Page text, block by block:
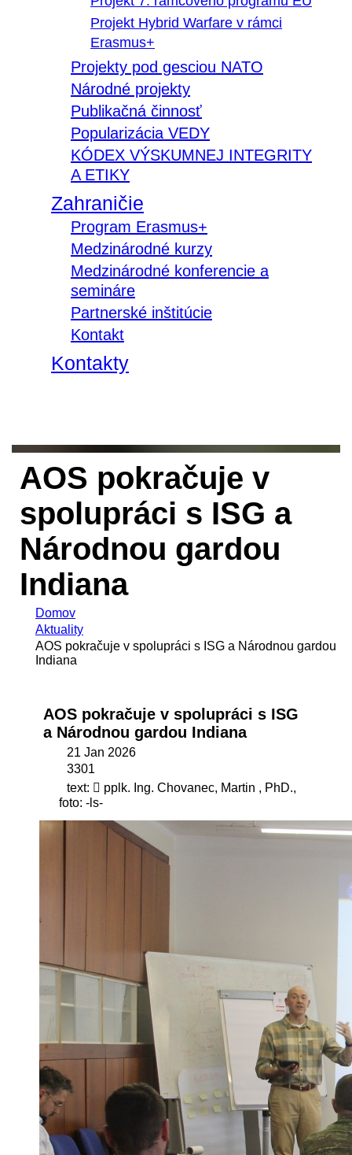
Projekt Hybrid Warfare v rámci
Erasmus+
Projekty pod gesciou NATO
Národné projekty
Publikačná činnosť
Popularizácia VEDY
KÓDEX VÝSKUMNEJ INTEGRITY
A ETIKY
Zahraničie
Program Erasmus+
Medzinárodné kurzy
Medzinárodné konferencie a
semináre
Partnerské inštitúcie
Kontakt
Kontakty
AOS pokračuje v
spolupráci s ISG a
Národnou gardou
Indiana
Domov
Aktuality
AOS pokračuje v spolupráci s ISG a Národnou gardou
Indiana
AOS pokračuje v spolupráci s ISG
a Národnou gardou Indiana
21 Jan 2026
3301
text:  pplk. Ing. Chovanec, Martin , PhD.,
foto: -ls-